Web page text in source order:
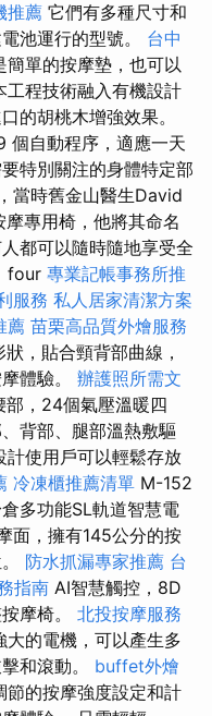
推薦 它們有多種尺寸和
池運行的型號。 台中
單的按摩墊，也可以
工程技術融入有機設計
的胡桃木增強效果。
個自動程序，適應一天
特別關注的身體特定部
當時舊金山醫生David
專用椅，他將其命名
都可以隨時隨地享受全
four 專業記帳事務所推
服務 私人居家清潔方案
薦 苗栗高品質外燴服務
，貼合頸背部曲線，
體驗。 辦護照所需文
部，24個氣壓溫暖四
背部、腿部溫熱敷驅
使用戶可以輕鬆存放
冷凍櫃推薦清單 M-152
多功能SL軌道智慧電
面，擁有145公分的按
防水抓漏專家推薦 台
指南 AI智慧觸控，8D
摩椅。 北投按摩服務
大的電機，可以產生多
和滾動。 buffet外燴
節的按摩強度設定和計